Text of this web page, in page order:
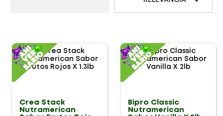
Crea Stack
Nutramerican
Bipro Classic
Nutramerican